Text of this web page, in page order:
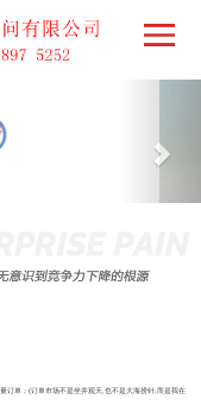
订单；(订单市场不是坐井观天,也不是大海捞针,而是我在